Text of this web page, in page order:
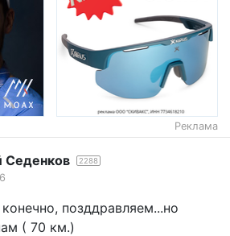
Реклама
Седенков 2288
позддравляем...но
( 70 км.)